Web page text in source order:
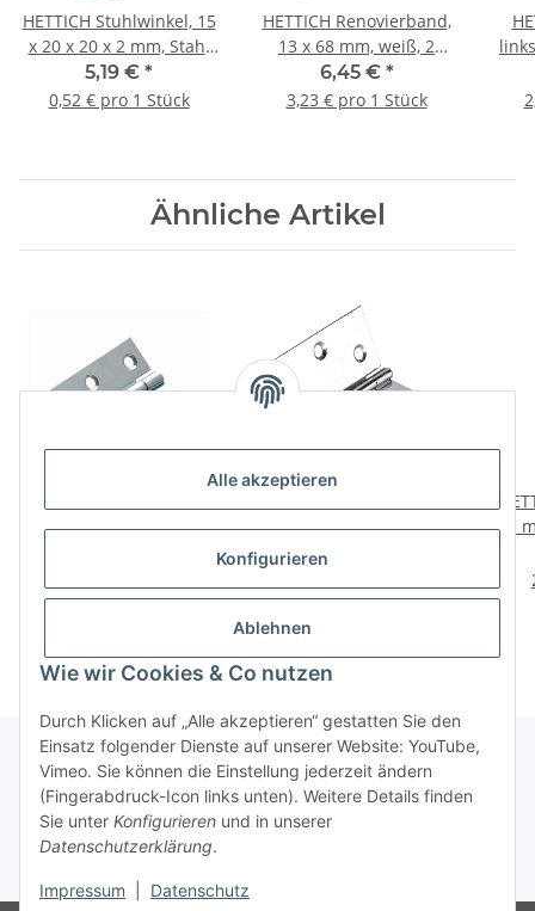
Alle akzeptieren
Konfigurieren
Ablehnen
Wie wir Cookies & Co nutzen
Durch Klicken auf „Alle akzeptieren“ gestatten Sie den
Einsatz folgender Dienste auf unserer Website: YouTube,
Vimeo. Sie können die Einstellung jederzeit ändern
(Fingerabdruck-Icon links unten). Weitere Details finden
Sie unter Konfigurieren und in unserer
Datenschutzerklärung.
Impressum Datenschutz
HETTICH Stuhlwinkel, 15
x 20 x 20 x 2 mm, Stahl
pulverbeschichtet, weiß,
10 Stück
5,19 € *
0,52 € pro 1 Stück
HETTICH Renovierband,
13 x 68 mm, weiß, 2
Stück
6,45 € *
3,23 € pro 1 Stück
Ähnliche Artikel
50 mm, verzinkt, 2 Stück
50 mm, Stahl verzinkt
1,75 €
35
Über uns